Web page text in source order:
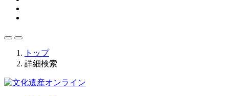
トップ
詳細検索